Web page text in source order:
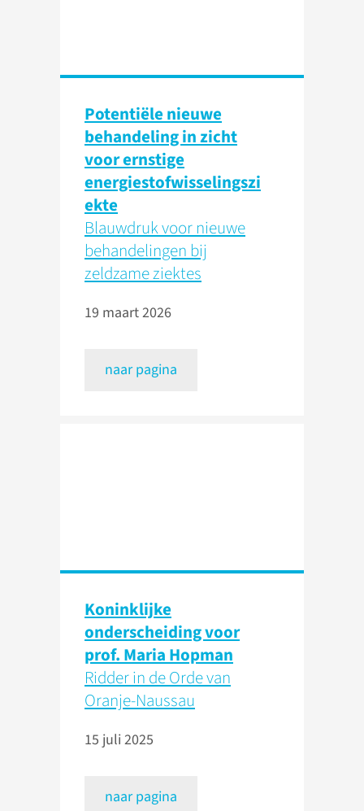
Potentiële nieuwe
behandeling in zicht
voor ernstige
energiestofwisselingszi
ekte
Blauwdruk voor nieuwe
behandelingen bij
zeldzame ziektes
19 maart 2026
naar pagina
Koninklijke
onderscheiding voor
prof. Maria Hopman
Ridder in de Orde van
Oranje-Naussau
15 juli 2025
naar pagina